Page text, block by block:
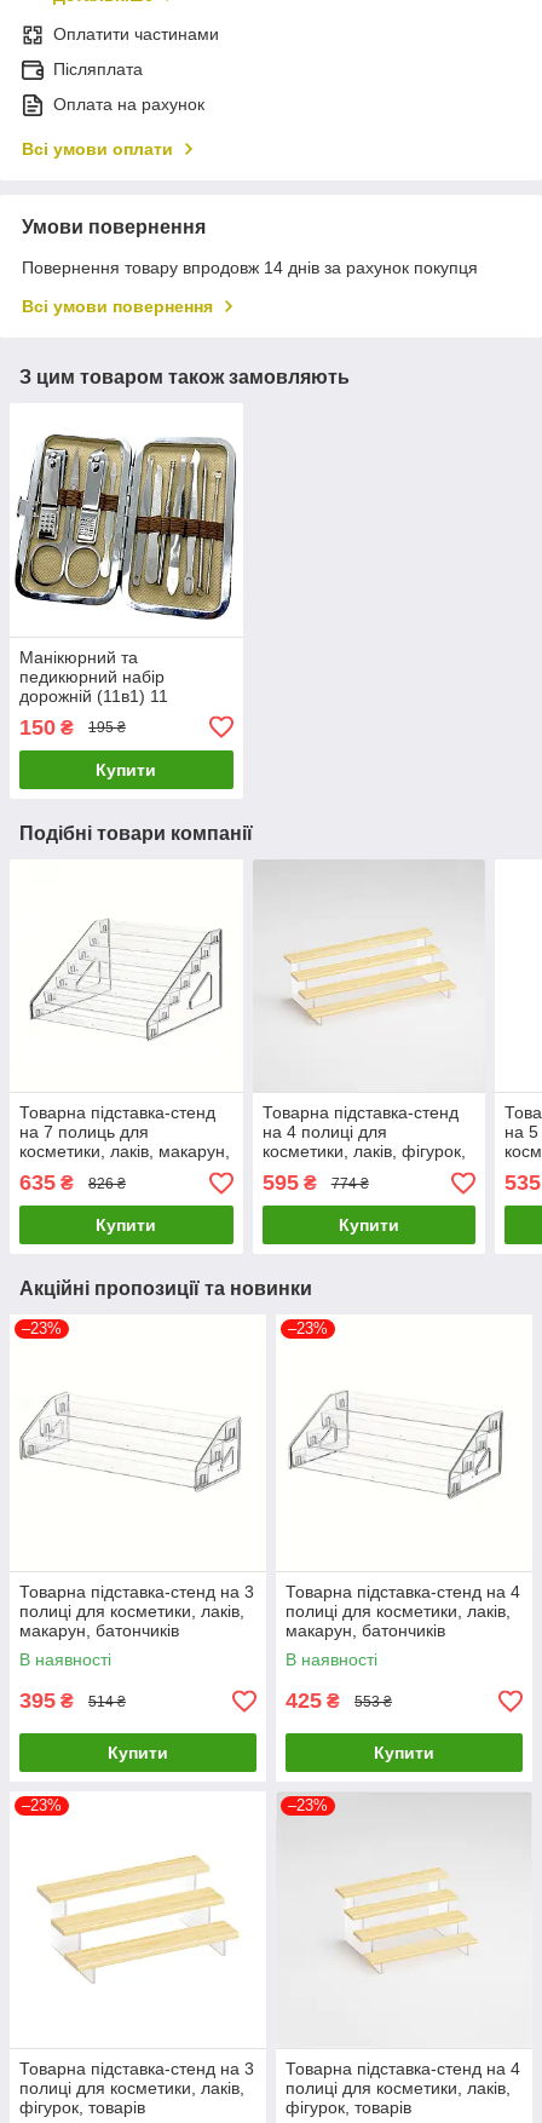
Оплатити частинами
Післяплата
Оплата на рахунок
Всі умови оплати
Умови повернення
Повернення товару впродовж 14 днів за рахунок покупця
Всі умови повернення
З цим товаром також замовляють
Манікюрний та
педикюрний набір
дорожній (11в1) 11
Чорний (код: M-11)
150 ₴ 195 ₴
Купити
Подібні товари компанії
Товарна підставка-стенд
на 7 полиць для
косметики, лаків, макарун,
батончиків
313х270х183мм ( код:
TPS-7p1 )
635 ₴ 826 ₴
Купити
Товарна підставка-стенд
на 4 полиці для
косметики, лаків, фігурок,
товарів 400х220х155мм (
код: TPS-4p3 )
595₴ 774 ₴
Купити
на
535
Акційні пропозиції та новинки
–23%
Товарна підставка-стенд на 3
полиці для косметики, лаків,
макарун, батончиків
313х120х84мм (код: TPS-3p1
)В наявності
395 ₴ 514 ₴
Купити
–23%
Товарна підставка-стенд на 4
полиці для косметики, лаків,
макарун, батончиків
313х155х110мм (код: TPS-
4p1 )
В наявності
425 ₴ 553 ₴
Купити
–23%
Товарна підставка-стенд на 3
полиці для косметики, лаків,
фігурок, товарів
–23%
Товарна підставка-стенд на 4
полиці для косметики, лаків,
фігурок, товарів